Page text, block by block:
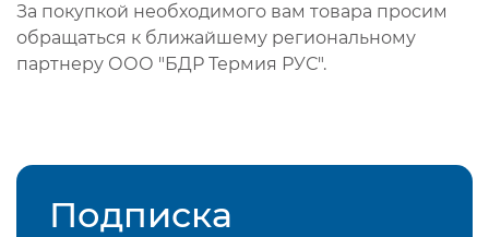
За покупкой необходимого вам товара просим
обращаться к ближайшему региональному
партнеру ООО "БДР Термия РУС".
Подписка